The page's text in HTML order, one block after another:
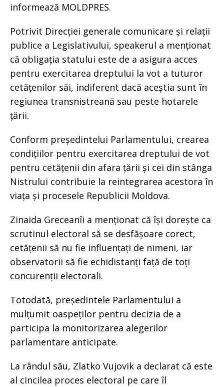
informează MOLDPRES.
Potrivit Direcției generale comunicare și relații
publice a Legislativului, speakerul a menționat
că obligația statului este de a asigura acces
pentru exercitarea dreptului la vot a tuturor
cetățenilor săi, indiferent dacă aceștia sunt în
regiunea transnistreană sau peste hotarele
țării.
Conform președintelui Parlamentului, crearea
condițiilor pentru exercitarea dreptului de vot
pentru cetățenii din afara țării și cei din stânga
Nistrului contribuie la reintegrarea acestora în
viața și procesele Republicii Moldova.
Zinaida Greceanîi a menționat că își dorește ca
scrutinul electoral să se desfășoare corect,
cetățenii să nu fie influențați de nimeni, iar
observatorii să fie echidistanți față de toți
concurenții electorali.
Totodată, președintele Parlamentului a
mulțumit oaspeților pentru decizia de a
participa la monitorizarea alegerilor
parlamentare anticipate.
La rândul său, Zlatko Vujovik a declarat că este
al cincilea proces electoral pe care îl